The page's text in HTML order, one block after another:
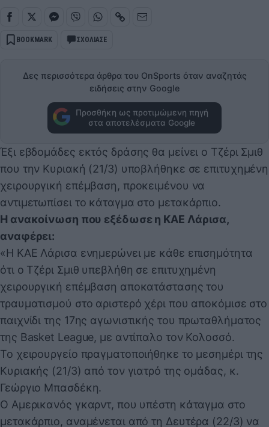
BOOKMARK ΣΧΟΛΙΑΣΕ
Δες περισσότερα άρθρα του OnSports όταν αναζητάς
ειδήσεις στην Google
Προσθήκη ως προτιμώμενη πηγή
στα αποτελέσματα Google
Έξι εβδομάδες εκτός δράσης θα μείνει ο Τζέρι Σμιθ
που την Κυριακή (21/3) υποβλήθηκε σε επιτυχημένη
χειρουργική επέμβαση, προκειμένου να
αντιμετωπίσει το κάταγμα στο μετακάρπιο.
Η ανακοίνωση που εξέδωσε η ΚΑΕ Λάρισα,
αναφέρει:
«Η ΚΑΕ Λάρισα ενημερώνει με κάθε επισημότητα
ότι ο Τζέρι Σμιθ υπεβλήθη σε επιτυχημένη
χειρουργική επέμβαση αποκατάστασης του
τραυματισμού στο αριστερό χέρι που αποκόμισε στο
παιχνίδι της 17ης αγωνιστικής του πρωταθλήματος
της Basket League, με αντίπαλο τον Κολοσσό.
Το χειρουργείο πραγματοποιήθηκε το μεσημέρι της
Κυριακής (21/3) από τον γιατρό της ομάδας, κ.
Γεώργιο Μπασδέκη.
Ο Αμερικανός γκαρντ, που υπέστη κάταγμα στο
μετακάρπιο, αναμένεται από τη Δευτέρα (22/3) να